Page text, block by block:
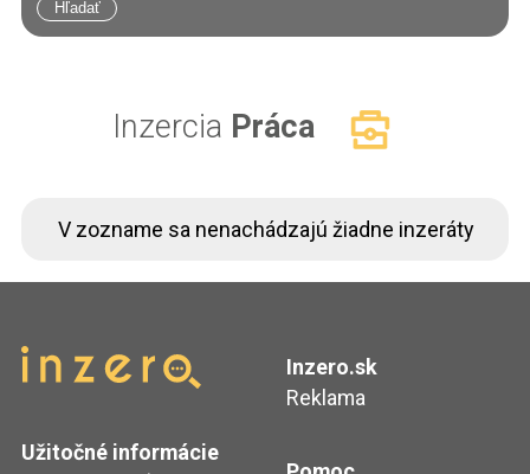
Inzercia Práca
V zozname sa nenachádzajú žiadne inzeráty
Inzero.sk
Reklama
Užitočné informácie